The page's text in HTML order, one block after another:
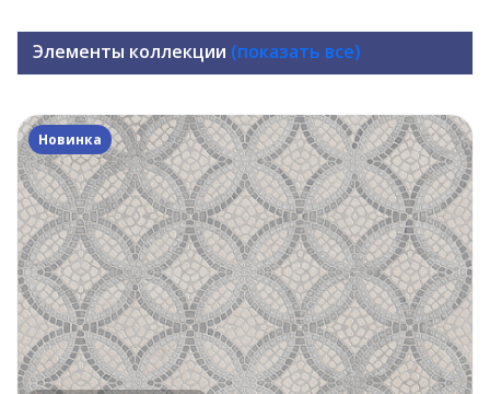
Элементы коллекции (показать все)
Новинка